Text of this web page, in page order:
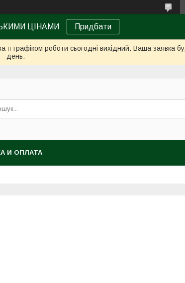
ЦІНАМИ Придбати
графіком роботи сьогодні вихідний. Ваша заявка
день.
И ОПЛАТА